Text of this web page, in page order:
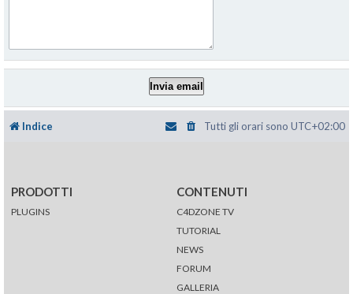
Indice Tutti gli orari sono UTC+02:00
PRODOTTI
PLUGINS
CONTENUTI
C4DZONE TV
TUTORIAL
NEWS
FORUM
GALLERIA